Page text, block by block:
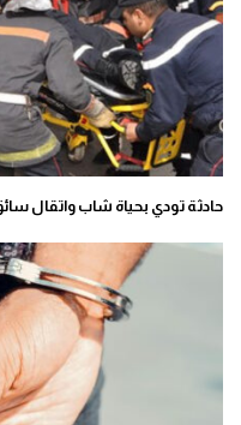
حادثة تودي بحياة شاب واتقال